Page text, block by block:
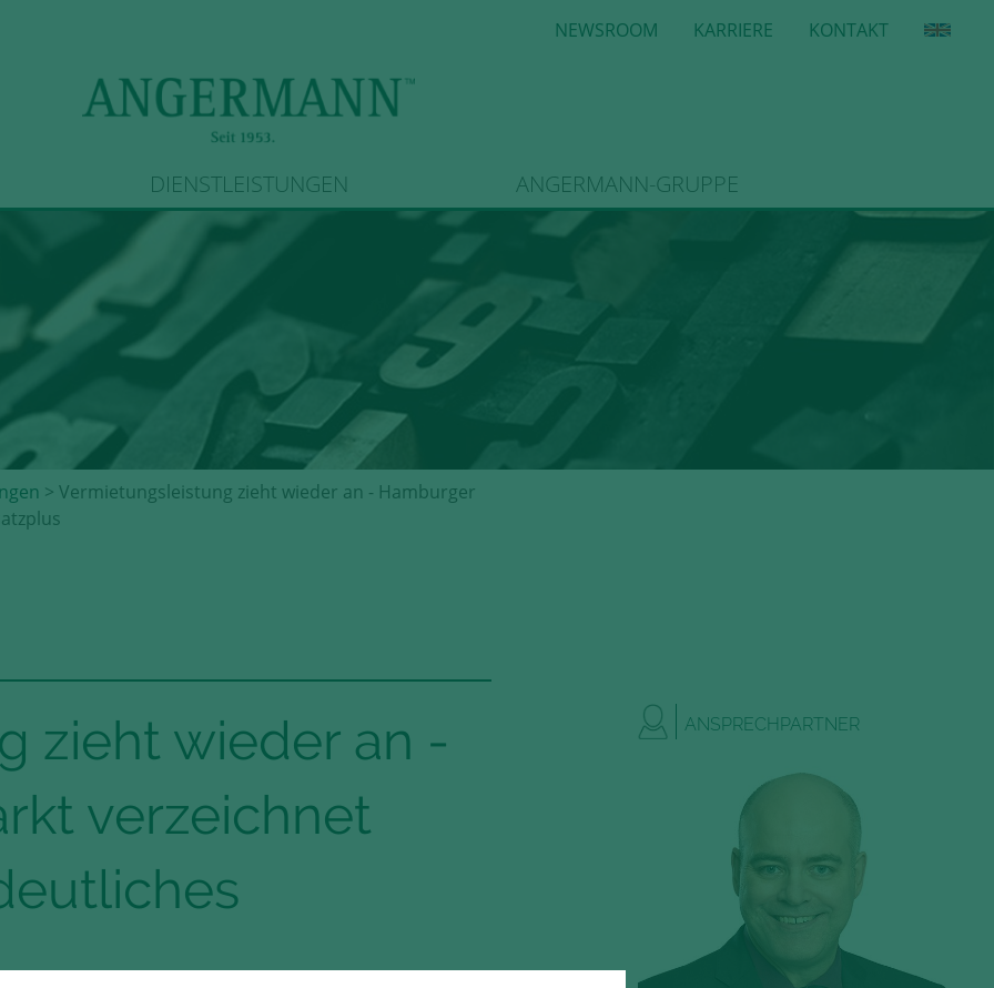
NEWSROOM KARRIERE KONTAKT
DIENSTLEISTUNGEN ANGERMANN-GRUPPE
> Vermietungsleistung zieht wieder an - Hamburger
zieht wieder an -
verzeichnet
ANSPRECHPARTNER